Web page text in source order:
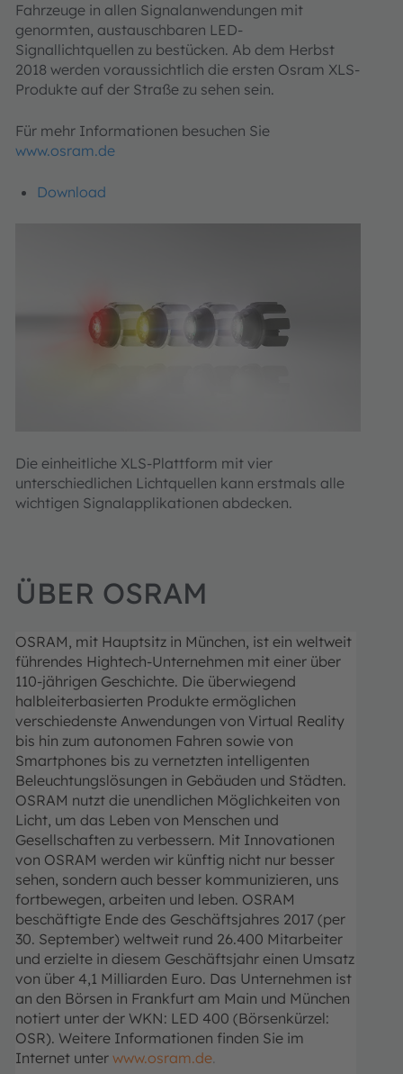
Fahrzeuge in allen Signalanwendungen mit
genormten, austauschbaren LED-
Signallichtquellen zu bestücken. Ab dem Herbst
2018 werden voraussichtlich die ersten Osram XLS-
Produkte auf der Straße zu sehen sein.
Für mehr Informationen besuchen Sie
www.osram.de
Download
Die einheitliche XLS-Plattform mit vier
unterschiedlichen Lichtquellen kann erstmals alle
wichtigen Signalapplikationen abdecken.
ÜBER OSRAM
OSRAM, mit Hauptsitz in München, ist ein weltweit
führendes Hightech-Unternehmen mit einer über
110-jährigen Geschichte. Die überwiegend
halbleiterbasierten Produkte ermöglichen
verschiedenste Anwendungen von Virtual Reality
bis hin zum autonomen Fahren sowie von
Smartphones bis zu vernetzten intelligenten
Beleuchtungslösungen in Gebäuden und Städten.
OSRAM nutzt die unendlichen Möglichkeiten von
Licht, um das Leben von Menschen und
Gesellschaften zu verbessern. Mit Innovationen
von OSRAM werden wir künftig nicht nur besser
sehen, sondern auch besser kommunizieren, uns
fortbewegen, arbeiten und leben. OSRAM
beschäftigte Ende des Geschäftsjahres 2017 (per
30. September) weltweit rund 26.400 Mitarbeiter
und erzielte in diesem Geschäftsjahr einen Umsatz
von über 4,1 Milliarden Euro. Das Unternehmen ist
an den Börsen in Frankfurt am Main und München
notiert unter der WKN: LED 400 (Börsenkürzel:
OSR). Weitere Informationen finden Sie im
Internet unter www.osram.de.